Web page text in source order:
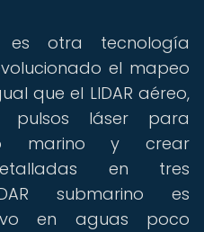
es otra tecnología
el mapeo
que el LIDAR aéreo,
pulsos láser para
marino y crear
en tres
submarino es
en aguas poco